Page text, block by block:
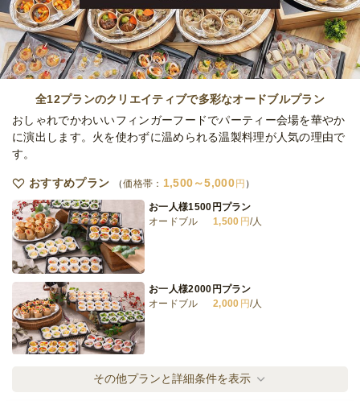
オードブル
2,731円/人
《お届けのみ》エメラルド・プラン
オードブル
円
全12プランのクリエイティブで多彩なオードブルプラン
おしゃれでかわいいフィンガーフードでパーティー会場を華やか
に演出します。火を使わずに温められる温製料理が人気の理由で
す。
おすすめプラン 価格帯： 1,500～5,000 円
お一人様1500円プラン
オードブル
1,500 円/人
お一人様2000円プラン
オードブル
2,000 円/人
お一人様2500円プラン
オードブル
2,500円/人
その他プランと詳細条件を表示